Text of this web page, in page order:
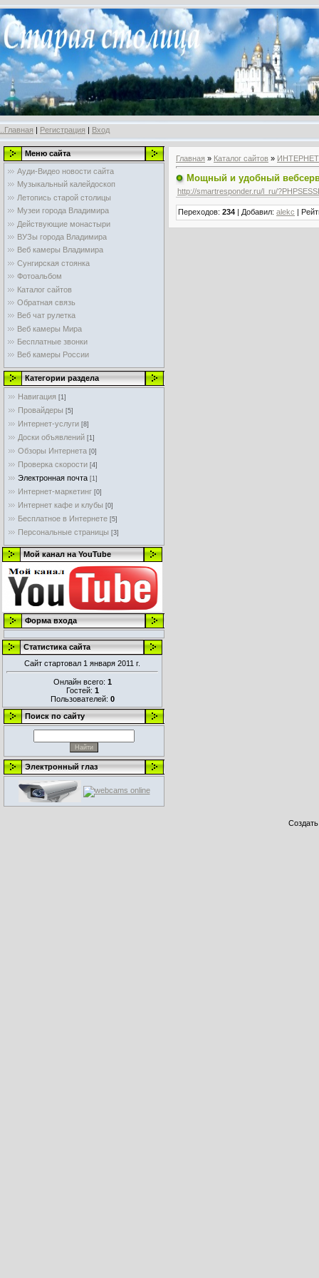
..Главная | Регистрация | Вход
Меню сайта
Ауди-Видео новости сайта
Музыкальный калейдоскоп
Летопись старой столицы
Музеи города Владимира
Действующие монастыри
ВУЗы города Владимира
Веб камеры Владимира
Сунгирская стоянка
Фотоальбом
Каталог сайтов
Обратная связь
Веб чат рулетка
Веб камеры Мира
Бесплатные звонки
Веб камеры России
Категории раздела
Навигация [1]
Провайдеры [5]
Интернет-услуги [8]
Доски объявлений [1]
Обзоры Интернета [0]
Проверка скорости [4]
Электронная почта [1]
Интернет-маркетинг [0]
Интернет кафе и клубы [0]
Бесплатное в Интернете [5]
Персональные страницы [3]
Мой канал на YouTube
Форма входа
Статистика сайта
Сайт стартовал 1 января 2011 г.
Онлайн всего: 1
Гостей: 1
Пользователей: 0
Поиск по сайту
Электронный глаз
Главная » Каталог сайтов » ИНТЕРНЕТ
Мощный и удобный
http://smartresponder.ru/l_ru/
Переходов: 234 | Добавил: alekc |